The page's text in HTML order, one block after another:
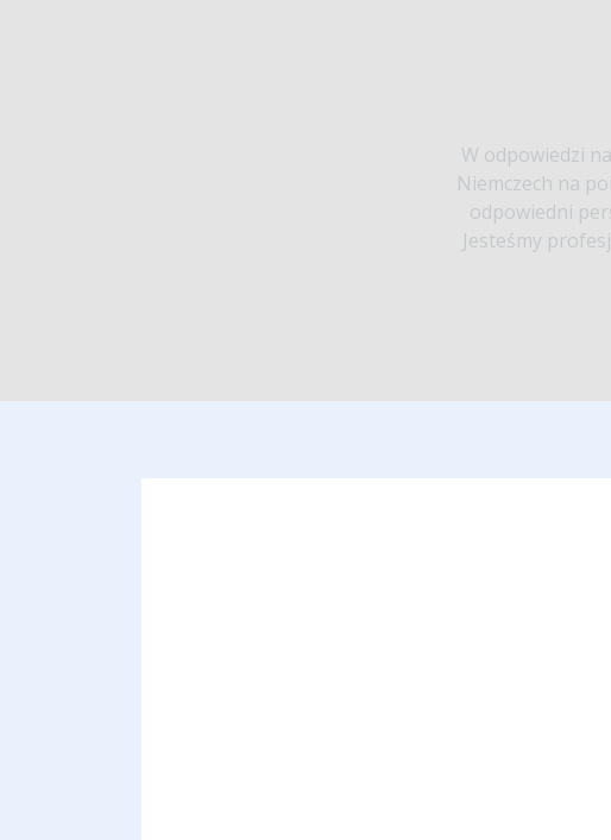
W odpowiedzi
Niemczech na
odpowiedni
Jesteśmy